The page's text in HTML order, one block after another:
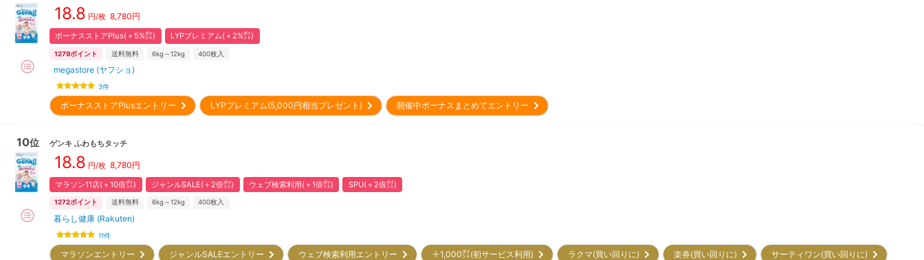
18.8 円/枚 8,780円
ボーナスストアPlus(＋5%㌽) LYPプレミアム(＋2%㌽)
1279ポイント 送料無料 6kg～12kg 400枚入
megastore (ヤフショ)
3件
ボーナスストアPlusエントリー LYPプレミアム(5,000円相当プレゼント) 開催中ボーナスまとめてエントリー
10位 ゲンキ ふわもちタッチ
18.8 円/枚 8,780円
マラソン11店(＋10倍㌽) ジャンルSALE(＋2倍㌽) ウェブ検索利用(＋1倍㌽) SPU(＋2倍㌽)
1272ポイント 送料無料 6kg～12kg 400枚入
暮らし健康 (Rakuten)
11件
マラソンエントリー ジャンルSALEエントリー ウェブ検索利用エントリー ＋1,000㌽(初サービス利用) ラクマ(買い回りに) 楽券(買い回りに)
サーティワン(買い回りに)